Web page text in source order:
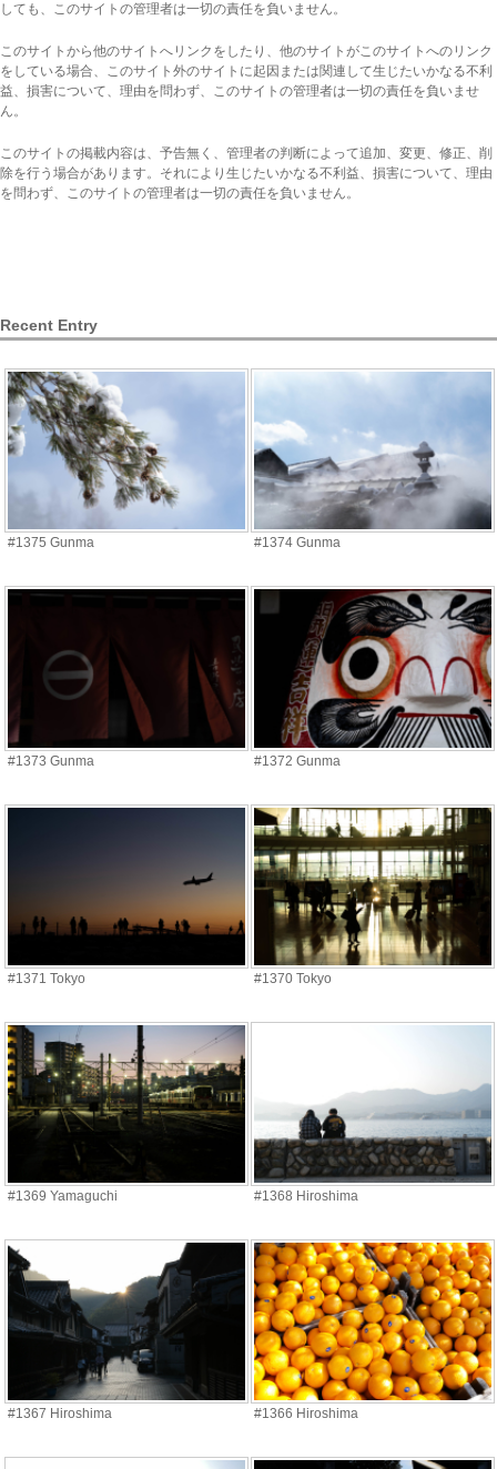
しても、このサイトの管理者は一切の責任を負いません。
このサイトから他のサイトへリンクをしたり、他のサイトがこのサイトへのリンク
をしている場合、このサイト外のサイトに起因または関連して生じたいかなる不利
益、損害について、理由を問わず、このサイトの管理者は一切の責任を負いませ
ん。
このサイトの掲載内容は、予告無く、管理者の判断によって追加、変更、修正、削
除を行う場合があります。それにより生じたいかなる不利益、損害について、理由
を問わず、このサイトの管理者は一切の責任を負いません。
Recent Entry
#1375 Gunma #1374 Gunma
#1373 Gunma #1372 Gunma
#1371 Tokyo #1370 Tokyo
#1369 Yamaguchi #1368 Hiroshima
#1367 Hiroshima #1366 Hiroshima